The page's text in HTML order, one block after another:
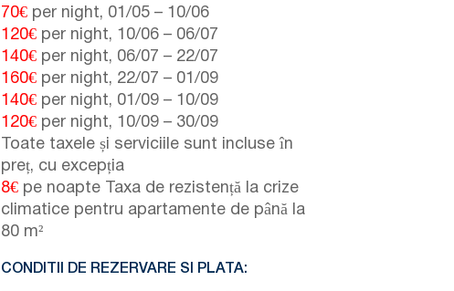
70€ per night, 01/05 – 10/06
120€ per night, 10/06 – 06/07
140€ per night, 06/07 – 22/07
160€ per night, 22/07 – 01/09
140€ per night, 01/09 – 10/09
120€ per night, 10/09 – 30/09
Toate taxele și serviciile sunt incluse în
preț, cu excepția
8€ pe noapte Taxa de rezistență la crize
climatice pentru apartamente de până la
80 m²
CONDITII DE REZERVARE SI PLATA: